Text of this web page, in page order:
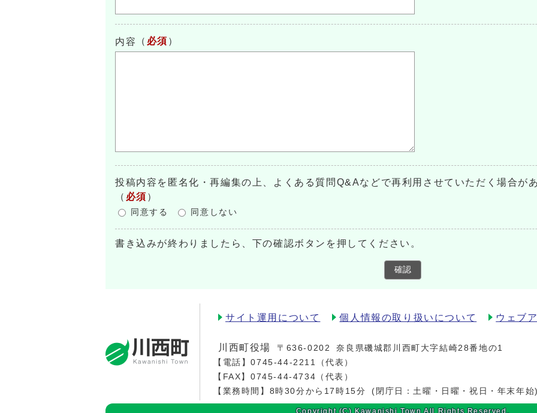
内容 （ 必須 ）
投稿内容を匿名化・再編集の上、よくある質問Q&Aなどで再利用させていただく場合が
（ 必須 ）
同意する 同意しない
書き込みが終わりましたら、下の確認ボタンを押してください。
確認
サイト運用について 個人情報の取り扱いについて ウェブ
川西町役場 〒636-0202
奈良県磯城郡川西町大字結崎28番地の1
【電話】0745-44-2211
（代表）
【FAX】0745-44-4734（代表）
【業務時間】8時30分から17時15分
(閉庁日：土曜・日曜・祝日・年末年始
Copyright (C) Kawanishi Town All Rights Reserved.